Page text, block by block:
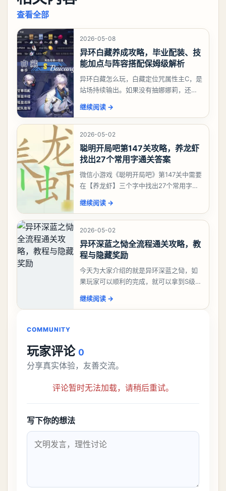
查看全部
2026-05-08
异环白藏养成攻略，毕业配装、技
能加点与阵容搭配保姆级解析
异环白藏怎么玩，白藏定位咒属性主C，是
站场持续输出。如果没有抽娜娜莉，还没
有娜娜莉缺另外一个二队C想打深渊也可以
考虑养个白藏
继续阅读 →
2026-05-02
聪明开局吧第147关攻略，养龙虾
找出27个常用字通关答案
微信小游戏《聪明开局吧》第147关中需要
在【养龙虾】三个字中找出27个常用字，
大、夫、夰、巾、中、虫、下、虾、卜、
囗、吓、卟、
继续阅读 →
2026-05-02
异环深蓝之恸全流程通关攻略，教
程与隐藏奖励
今天为大家介绍的就是异环深蓝之恸，如
果玩家可以顺利的完成，就可以拿到S级弧
比较高的，对于那些新手玩家并不建议直
继续阅读 →
COMMUNITY
玩家评论 0
分享真实体验，友善交流。
评论暂时无法加载，请稍后重试。
写下你的想法